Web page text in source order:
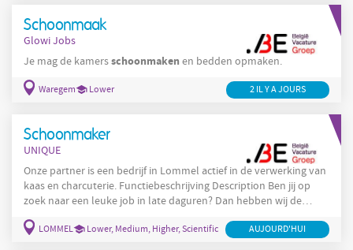
Schoonmaak
Glowi Jobs
Je mag de kamersschoonmaken en bedden opmaken.
Waregem Lower 2 IL Y A JOURS
Schoonmaker
UNIQUE
Onze partner is een bedrijf in Lommel actief in de verwerking van
kaas en charcuterie. Functiebeschrijving Description Ben jij op
zoek naar een leuke job in late daguren? Dan hebben wij de
perfecte uitdaging voor jou! Je zal werken in een splinternieuw
voedingsbedrijf in Lommel en jij zorgt ervoor dat alles blinkend
LOMMEL Lower, Medium, Higher, Scientific AUJOURD'HUI